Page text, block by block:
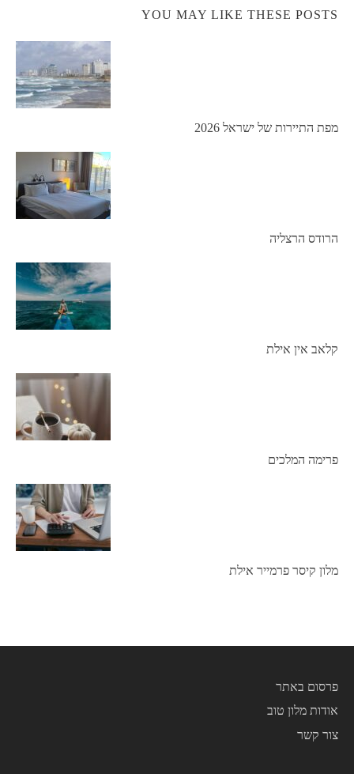
YOU MAY LIKE THESE POSTS
מפת התיירות של ישראל 2026
הרודס הרצליה
קלאב אין אילת
פרימה המלכים
מלון קיסר פרמייר אילת
פרסום באתר
אודות מלון טוב
צור קשר